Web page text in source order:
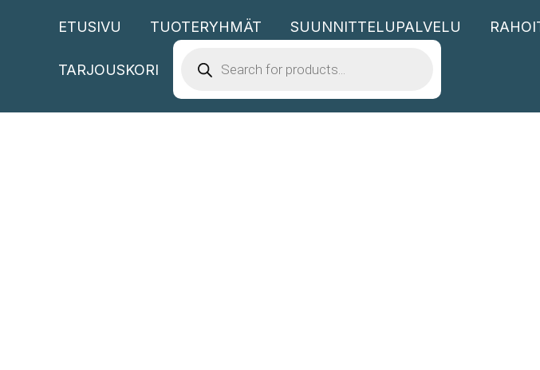
ETUSIVU TUOTERYHMÄT SUUNNITTELUPALVELU
TARJOUSKORI
SEARCH